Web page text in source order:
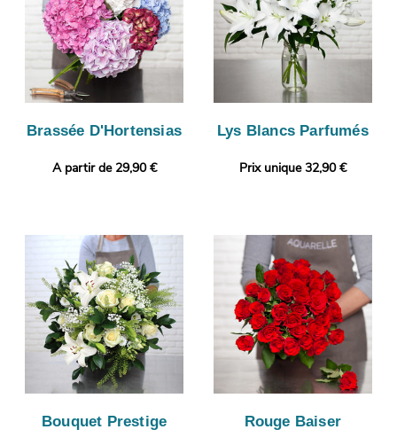
Brassée D'Hortensias
A partir de 29,90 €
Lys Blancs Parfumés
Prix unique 32,90 €
Bouquet Prestige Rouge Baiser